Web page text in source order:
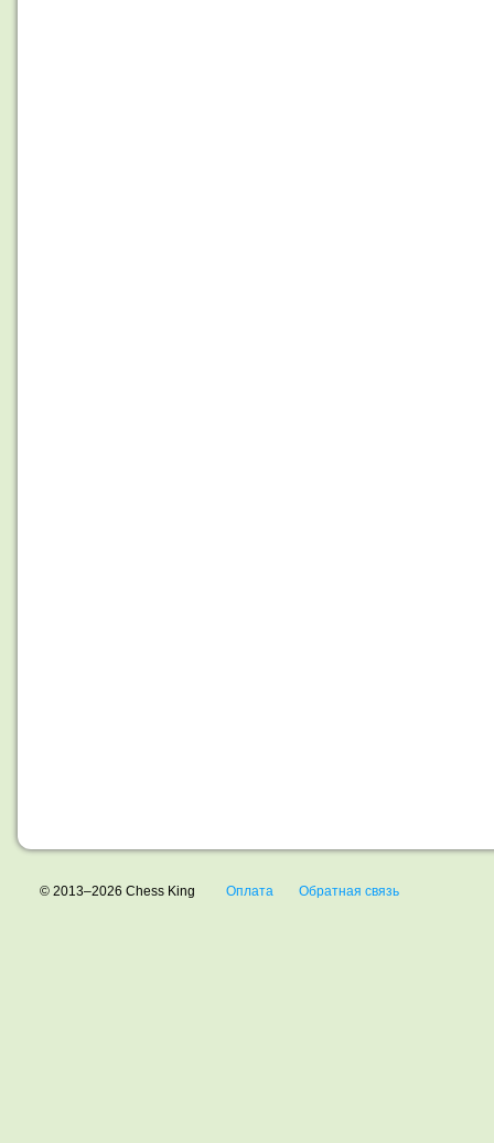
© 2013–2026 Chess King Оплата Обратная связь